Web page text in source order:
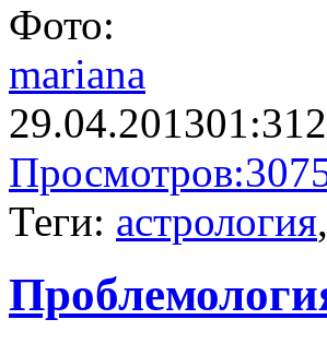
Фото:
mariana
29.04.201301:31
Просмотров:
Теги: астрология,